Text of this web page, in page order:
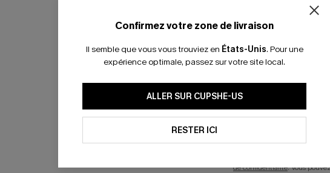
Bikini rouge au style audacieux Bikini marron taille haute à
42,00 €
Taille haute
NEW
Confirmez votre zone de livraison
Il semble que vous vous trouviez en États-Unis. Pour une
expérience optimale, passez sur votre site local.
ALLER SUR CUPSHE-US
RESTER ICI
-15% dès 2
*Un code par
En soumettant votre adresse
mails marketing (y compris
reconnaissez avoir pris
pouvons utiliser les données
technologies de suivi, telles
savoir si ceux-ci ont été
personnaliser nos contenus
produits susceptibles de
de confidentialité. Vous